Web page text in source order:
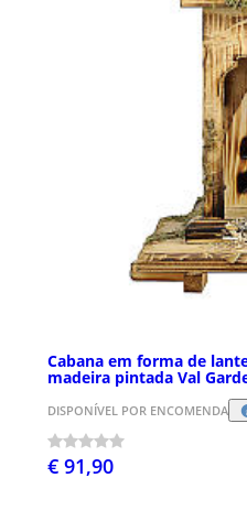
Cabana em forma de
madeira pintada Val
DISPONÍVEL POR ENCOMENDA
€ 91,90